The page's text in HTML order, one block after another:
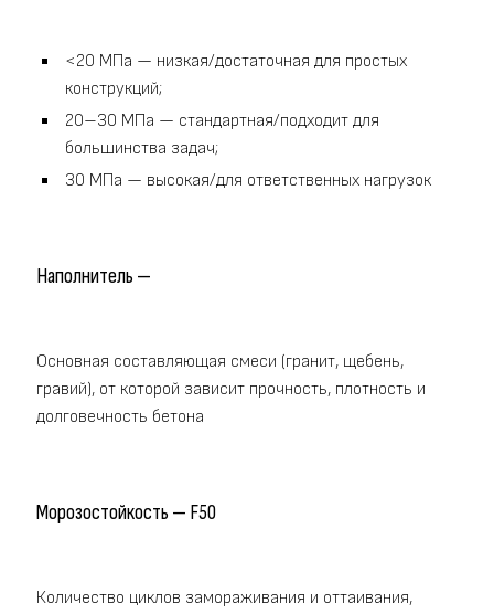
<20 МПа — низкая/достаточная для простых
конструкций;
20–30 МПа — стандартная/подходит для
большинства задач;
30 МПа — высокая/для ответственных нагрузок
Наполнитель —
Основная составляющая смеси (гранит, щебень,
гравий), от которой зависит прочность, плотность и
долговечность бетона
Морозостойкость — F50
Количество циклов замораживания и оттаивания,